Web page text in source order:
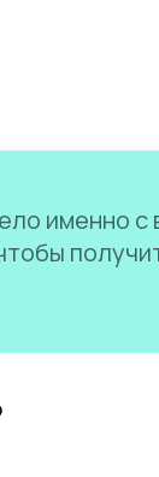
именно с